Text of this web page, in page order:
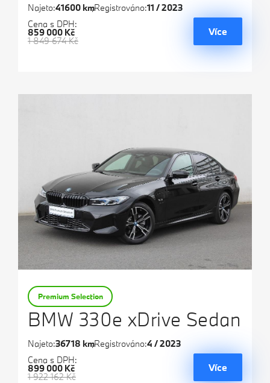
Najeto:41600 kmRegistrováno:11 / 2023
Cena s DPH:
1 849 674 Kč
859 000 Kč Více
BMW 330e xDrive Sedan
Premium Selection
Najeto:36718 kmRegistrováno:4 / 2023
Cena s DPH:
1 922 162 Kč
899 000 Kč Více